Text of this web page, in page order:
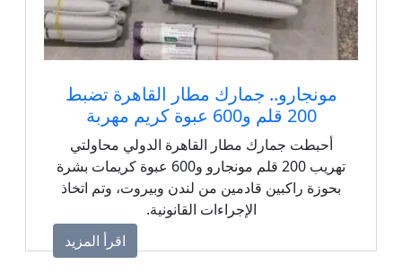
مونجارو.. جمارك مطار القاهرة تضبط
200 قلم و600 عبوة كريم مهربة
أحبطت جمارك مطار القاهرة الدولي محاولتي
تهريب 200 قلم مونجارو و600 عبوة كريمات بشرة
بحوزة راكبين قادمين من لندن وبيروت، وتم اتخاذ
الإجراءات القانونية.
اقرأ المزيد